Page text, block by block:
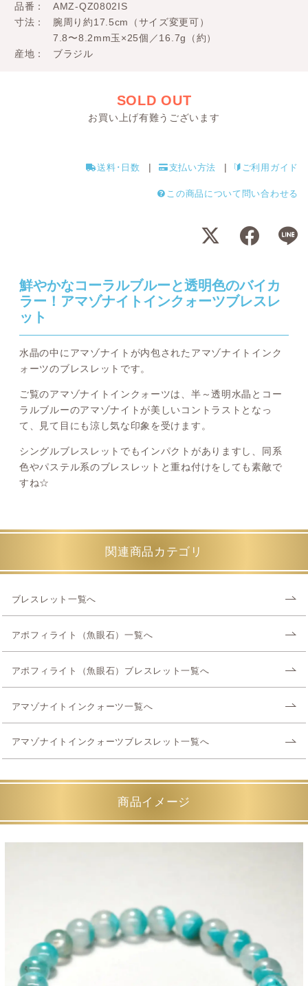
品番
AMZ-QZ0802IS
寸法
腕周り約17.5cm（サイズ変更可）
7.8〜8.2mm玉×25個／16.7g（約）
産地
ブラジル
SOLD OUT
お買い上げ有難うございます
送料･日数 支払い方法 ご利用ガイド
この商品について問い合わせる
鮮やかなコーラルブルーと透明色のバイカ
ラー！アマゾナイトインクォーツブレスレ
ット
水晶の中にアマゾナイトが内包されたアマゾナイトインク
ォーツのブレスレットです。
ご覧のアマゾナイトインクォーツは、半～透明水晶とコー
ラルブルーのアマゾナイトが美しいコントラストとなっ
て、見て目にも涼し気な印象を受けます。
シングルブレスレットでもインパクトがありますし、同系
色やパステル系のブレスレットと重ね付けをしても素敵で
すね☆
関連商品カテゴリ
ブレスレット一覧へ
アポフィライト（魚眼石）一覧へ
アポフィライト（魚眼石）ブレスレット一覧へ
アマゾナイトインクォーツ一覧へ
アマゾナイトインクォーツブレスレット一覧へ
商品イメージ